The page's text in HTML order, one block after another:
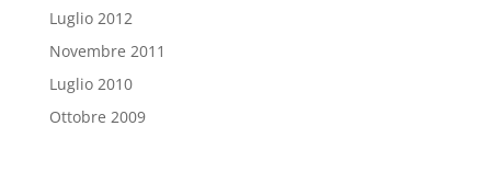
Luglio 2012
Novembre 2011
Luglio 2010
Ottobre 2009